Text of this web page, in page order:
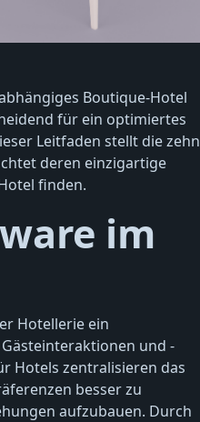
Boutique-Hotel
für ein optimiertes
Leitfaden stellt die zehn
deren einzigartige
finden.
im
Hotellerie ein
und -
Hotels zentralisieren das
besser zu
aufzubauen. Durch